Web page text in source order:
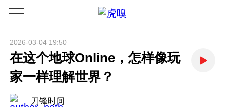
2026-03-04 19:50
在这个地球Online，怎样像玩
家一样理解世界？
刀锋时间